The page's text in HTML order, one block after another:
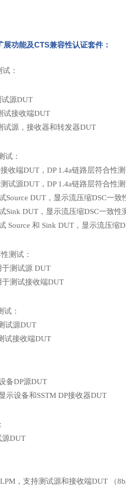
展功能及CTS兼容性认证套件：
：
试源DUT
试接收端DUT
试源，接收器和转发器DUT
试：
收端DUT，DP 1.4a链路层符合性
试源DUT，DP 1.4a链路层符合性
Source DUT，显示流压缩DSC一致
Sink DUT，显示流压缩DSC一致性
Source 和 Sink DUT，显示流压缩
测试：
于测试源 DUT
于测试接收端DUT
试：
试源DUT
试接收端DUT
备DP源DUT
示设备和SSTM DP接收器DUT
源DUT
，支持测试源和接收端DUT （8b/